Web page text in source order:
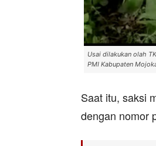
Usai dilakukan olah
PMI Kabupaten
Saat itu, saksi
dengan nomor